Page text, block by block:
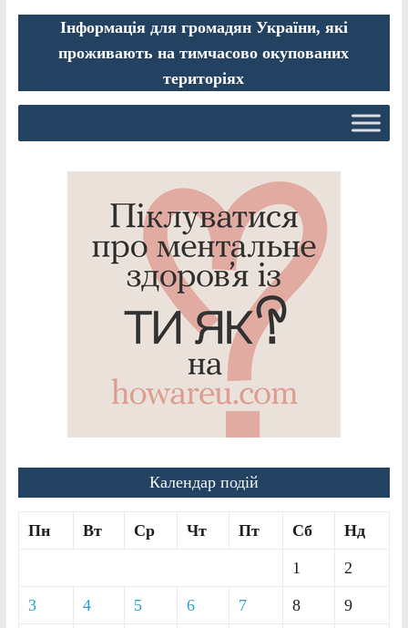
Інформація для громадян України, які
проживають на тимчасово окупованих
територіях
Календар подій
Пн Вт Ср Чт Пт Сб Нд
1 2
3 4 5 6 7 8 9